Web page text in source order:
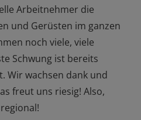
Arbeitnehmer die
und Gerüsten im ganzen
noch viele, viele
Schwung ist bereits
Wir wachsen dank und
freut uns riesig! Also,